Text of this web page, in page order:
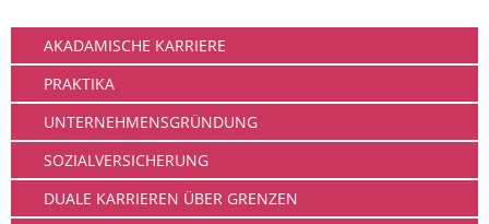
AKADAMISCHE KARRIERE
PRAKTIKA
UNTERNEHMENSGRÜNDUNG
SOZIALVERSICHERUNG
DUALE KARRIEREN ÜBER GRENZEN